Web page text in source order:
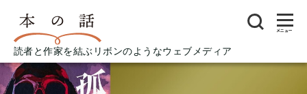
読者と作家を結ぶリボンのようなウェブメディア
メニュー